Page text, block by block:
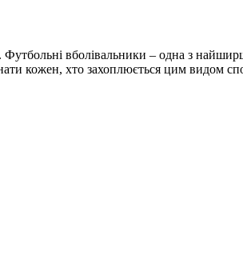
вболівальники – одна з
кожен, хто захоплюється цим видом